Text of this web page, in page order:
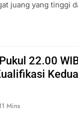
juang yang tinggi
22.00
Mins